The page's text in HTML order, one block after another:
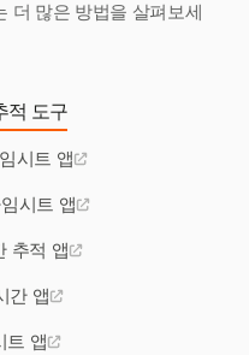
더 많은 방법을 살펴보세
적 도구
시트 앱
시트 앱
추적 앱
간 앱
트 앱